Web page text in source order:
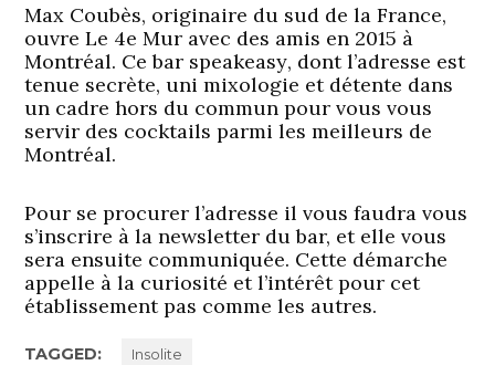
Max Coubès, originaire du sud de la France,
ouvreLe 4e Mur avec des amis en 2015 à
Montréal. Cebar speakeasy, dont l’adresse est
tenue secrète, uni mixologie et détente dans
un cadre hors du commun pour vous vous
servir des cocktails parmi les meilleurs de
Montréal.
Pour se procurer l’adresse il vous faudra vous
s’inscrire à la newsletter du bar, et elle vous
sera ensuite communiquée. Cette démarche
appelle à la curiosité et l’intérêt pour cet
établissement pas comme les autres.
TAGGED: Insolite